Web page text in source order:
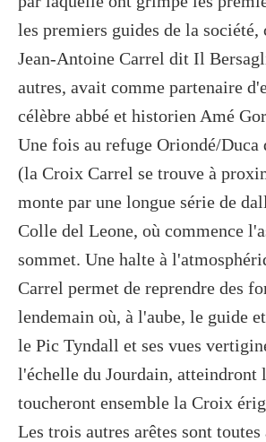
les premiers guides de la société,
Jean-Antoine Carrel dit Il
autres, avait comme partenaire
célèbre abbé et historien Amé
Une fois au refuge Oriondé/Duca
(la Croix Carrel se trouve à
monte par une longue série de
Colle del Leone, où commence
sommet. Une halte à
Carrel permet de reprendre des
lendemain où, à l'aube, le guide
le Pic Tyndall et ses vues
l'échelle du Jourdain, atteindront
toucheront ensemble la Croix
Les trois autres arêtes sont toutes